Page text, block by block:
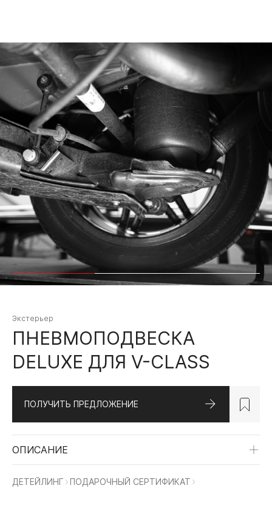
MERCEDES-BENZ LAND ROVER
Экстерьер
ПНЕВМОПОДВЕСКА
DELUXE ДЛЯ V-CLASS
ПОЛУЧИТЬ ПРЕДЛОЖЕНИЕ
ОПИСАНИЕ
ДЕТЕЙЛИНГ ПОДАРОЧНЫЙ СЕРТИФИКАТ